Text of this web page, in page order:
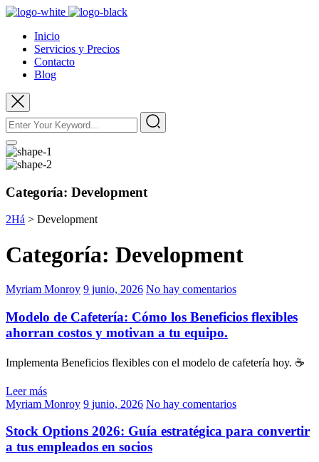
Inicio
Servicios y Precios
Contacto
Blog
Categoría: Development
2Há > Development
Categoría: Development
Myriam Monroy 9 junio, 2026 No hay comentarios
Modelo de Cafetería: Cómo los Beneficios flexibles
ahorran costos y motivan a tu equipo.
Implementa Beneficios flexibles con el modelo de cafetería hoy. ☕
Leer más
Myriam Monroy 9 junio, 2026 No hay comentarios
Stock Options 2026: Guía estratégica para convertir
a tus empleados en socios